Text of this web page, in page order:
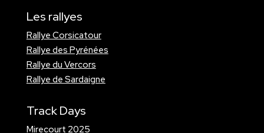
Les rallyes
Rallye Corsicatour
Rallye des Pyrénées
Rallye du Vercors
Rallye de Sardaigne
Track Days
Mirecourt 2025